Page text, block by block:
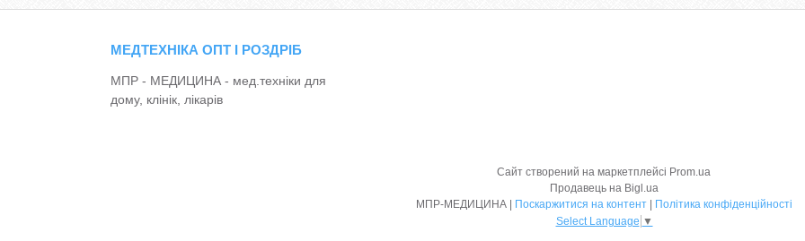
МЕДТЕХНІКА ОПТ І РОЗДРІБ
МПР - МЕДИЦИНА - мед.техніки для
дому, клінік, лікарів
Сайт створений на маркетплейсі Prom.ua
Продавець на Bigl.ua
МПР-МЕДИЦИНА | Поскаржитися на контент | Політика конфіденційності
Select Language ▼